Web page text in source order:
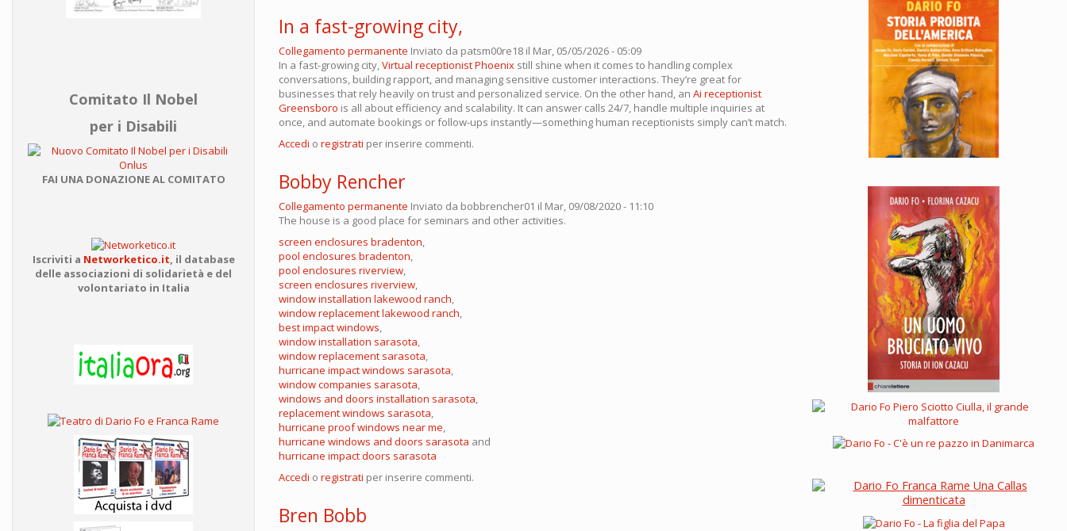
Comitato Il Nobel
per i Disabili
FAI UNA DONAZIONE AL COMITATO
Iscriviti a Networketico.it il database
delle associazioni di solidarietà e del
volontariato in Italia
In a fast-growing city,
Collegamento permanente Inviato da patsm00re18 il Mar, 05/05/2026 - 05:09
In a fast-growing city,Virtual receptionist Phoenix still shine when it comes to handling complex
conversations, building rapport, and managing sensitive customer interactions. They’re great for
businesses that rely heavily on trust and personalized service. On the other hand, an Ai receptionist
Greensboro is all about efficiency and scalability. It can answer calls 24/7, handle multiple inquiries at
once, and automate bookings or follow-ups instantly—something human receptionists simply can’t match.
Accedi o registrati per inserire commenti.
Bobby Rencher
Collegamento permanente Inviato da bobbrencher01 il Mar, 09/08/2020 - 11:10
The house is a good place for seminars and other activities.
screen enclosures bradenton,
pool enclosures bradenton,
pool enclosures riverview,
screen enclosures riverview,
window installation lakewood ranch,
window replacement lakewood ranch,
best impact windows,
window installation sarasota,
window replacement sarasota,
hurricane impact windows sarasota,
window companies sarasota,
windows and doors installation sarasota,
replacement windows sarasota,
hurricane proof windows near me,
hurricane windows and doors sarasota and
hurricane impact doors sarasota
Accedi o registrati per inserire commenti.
Bren Bobb